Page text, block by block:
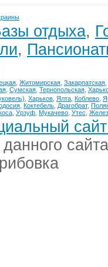
отдыха,
,
Житомирская Закарпатская
Сумская Тернопольская
Харьков Ялта Коблево
Коктебель Драгобрат,
Урзуф Мукачево Утес
сайт